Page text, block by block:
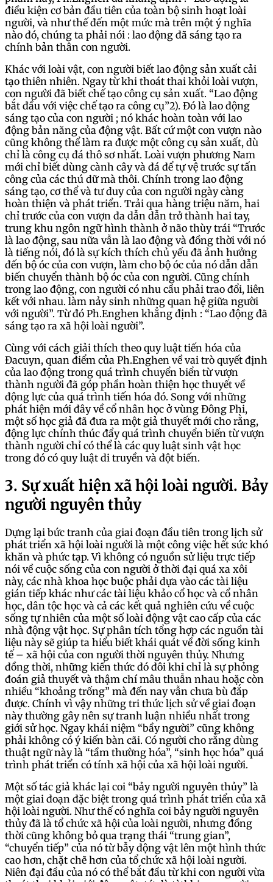
điều kiện cơ bản đầu tiên của toàn bộ sinh hoạt loài
người, và như thế đến một mức mà trên một ý nghĩa
nào đó, chúng ta phải nói : lao động đã sáng tạo ra
chính bản thân con người.
Khác với loài vật, con người biết lao động sản xuất cải
tạo thiên nhiên. Ngay từ khi thoát thai khỏi loài vượn,
con người đã biết chế tạo công cụ sản xuất. “Lao động
bắt đầu với việc chế tạo ra công cụ”2). Đó là lao động
sáng tạo của con người ; nó khác hoàn toàn với lao
động bản năng của động vật. Bất cứ một con vượn nào
cũng không thể làm ra được một công cụ sản xuất, dù
chỉ là công cụ đá thô sơ nhất. Loài vượn phương Nam
mới chỉ biết dùng cành cây và đá để tự vệ trước sự tấn
công của các thú dữ mà thôi. Chính trong lao động
sáng tạo, cơ thể và tư duy của con người ngày càng
hoàn thiện và phát triển. Trải qua hàng triệu năm, hai
chỉ trước của con vượn đa dẫn dẫn trở thành hai tay,
trung khu ngôn ngữ hình thành ở não thùy trái “Trước
là lao động, sau nữa vẫn là lao động và đồng thời với nó
là tiếng nói, đó là sự kích thích chủ yếu đã ảnh hưởng
đến bộ óc của con vượn, làm cho bộ óc của nó dẫn dẫn
biến chuyển thành bộ óc của con người. Cũng chính
trong lao động, con người có nhu cầu phải trao đổi, liên
kết với nhau. làm nảy sinh những quan hệ giữa người
với người”. Từ đó Ph.Enghen khẳng định : “Lao động đã
sáng tạo ra xã hội loài người”.
Cùng với cách giải thích theo quy luật tiến hóa của
Đacuyn, quan điểm của Ph.Enghen về vai trò quyết định
của lao động trong quá trình chuyển biển từ vượn
thành người đã góp phần hoàn thiện học thuyết về
động lực của quá trình tiến hóa đó. Song với những
phát hiện mới đây về cổ nhân học ở vùng Đông Phi,
một số học giả đã đưa ra một giả thuyết mới cho rằng,
động lực chính thúc đẩy quá trình chuyển biến từ vượn
thành người chỉ có thể là các quy luật sinh vật học
trong đó có quy luật di truyền và đột biến.
3. Sự xuất hiện xã hội loài người. Bảy
người nguyên thủy
Dựng lại bức tranh của giai đoạn đầu tiên trong lịch sử
phát triển xã hội loài người là một công việc hết sức khó
khăn và phức tạp. Vì không có nguồn sử liệu trực tiếp
nói về cuộc sống của con người ở thời đại quá xa xôi
này, các nhà khoa học buộc phải dựa vào các tài liệu
gián tiếp khác như các tài liệu khảo cổ học và cổ nhân
học, dân tộc học và cả các kết quả nghiên cứu về cuộc
sống tự nhiên của một số loài động vật cao cấp của các
nhà động vật học. Sự phân tích tổng hợp các nguồn tài
liệu này sẽ giúp ta hiểu biết khái quát về đời sống kinh
tế – xã hội của con người thời nguyên thủy. Nhưng
đồng thời, những kiến thức đó đôi khi chỉ là sự phỏng
đoán giả thuyết và thậm chí mâu thuẫn nhau hoặc còn
nhiều “khoảng trống” mà đến nay vẫn chưa bù đắp
được. Chính vì vậy những tri thức lịch sử về giai đoạn
này thường gây nên sự tranh luận nhiều nhất trong
giới sử học. Ngay khái niệm “bầy người” cũng không
phải không có ý kiến bàn cãi. Có người cho rằng dùng
thuật ngữ này là “tầm thường hóa”, “sinh học hóa” quá
trình phát triển có tính xã hội của xã hội loài người.
Một số tác giả khác lại coi “bảy người nguyên thủy” là
một giai đoạn đặc biệt trong quá trình phát triển của xã
hội loài người. Như thế có nghĩa coi bảy người nguyên
thủy đã là tổ chức xã hội của loài người, nhưng đồng
thời cũng không bỏ qua trạng thái “trung gian”,
“chuyển tiếp” của nó từ bẫy động vật lên một hình thức
cao hơn, chặt chẽ hơn của tổ chức xã hội loài người.
Niên đại đầu của nó có thể bắt đầu từ khi con người vừa